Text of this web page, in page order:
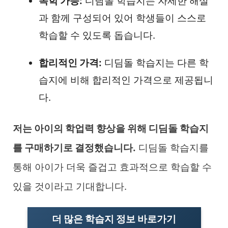
과 함께 구성되어 있어 학생들이 스스로
학습할 수 있도록 돕습니다.
합리적인 가격: 디딤돌 학습지는 다른 학
습지에 비해 합리적인 가격으로 제공됩니
다.
저는 아이의 학업력 향상을 위해 디딤돌 학습지
를 구매하기로 결정했습니다. 디딤돌 학습지를
통해 아이가 더욱 즐겁고 효과적으로 학습할 수
있을 것이라고 기대합니다.
더 많은 학습지 정보 바로가기